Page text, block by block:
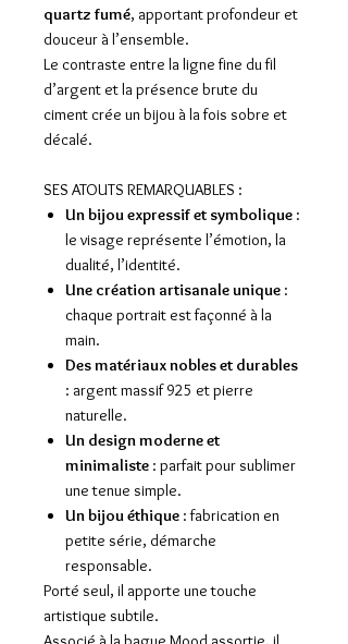
quartz fumé, apportant profondeur et
douceur à l’ensemble.
Le contraste entre la ligne fine du fil
d’argent et la présence brute du
ciment crée un bijou à la fois sobre et
décalé.
SES ATOUTS REMARQUABLES :
Un bijou expressif et symbolique :
le visage représente l’émotion, la
dualité, l’identité.
Une création artisanale unique :
chaque portrait est façonné à la
main.
Des matériaux nobles et durables
: argent massif 925 et pierre
naturelle.
Un design moderne et
minimaliste : parfait pour sublimer
une tenue simple.
Un bijou éthique : fabrication en
petite série, démarche
responsable.
Porté seul, il apporte une touche
artistique subtile.